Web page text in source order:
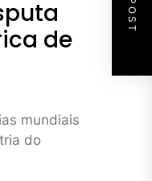
de
mundiais
do